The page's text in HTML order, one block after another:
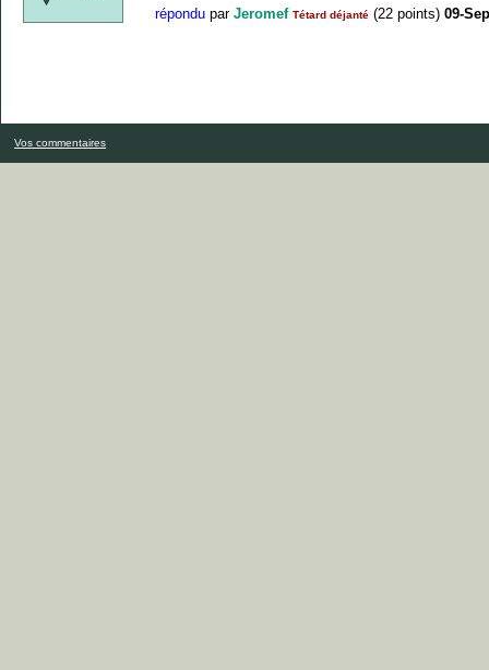
répondu par Jeromef Tétard déjanté (22 points) 09-
Vos commentaires